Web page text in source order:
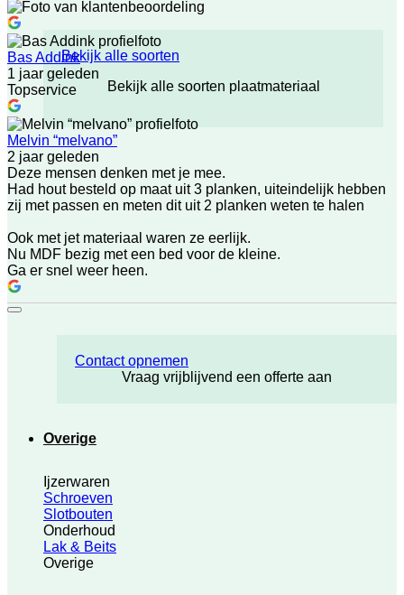
Bekijk alle soorten
Bekijk alle soorten plaatmateriaal
Contact opnemen
Vraag vrijblijvend een offerte aan
Overige
Ijzerwaren
Schroeven
Slotbouten
Onderhoud
Lak & Beits
Overige
Bas Addink
1 jaar geleden
Topservice
Melvin “melvano”
2 jaar geleden
Deze mensen denken met je mee.
Had hout besteld op maat uit 3 planken, uiteindelijk hebben
zij met passen en meten dit uit 2 planken weten te halen
Ook met jet materiaal waren ze eerlijk.
Nu MDF bezig met een bed voor de kleine.
Ga er snel weer heen.